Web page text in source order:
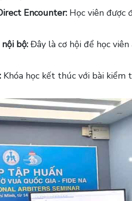
Encounter: Học viên được
bộ: Đây là cơ hội để học
Khóa học kết thúc với bài kiểm